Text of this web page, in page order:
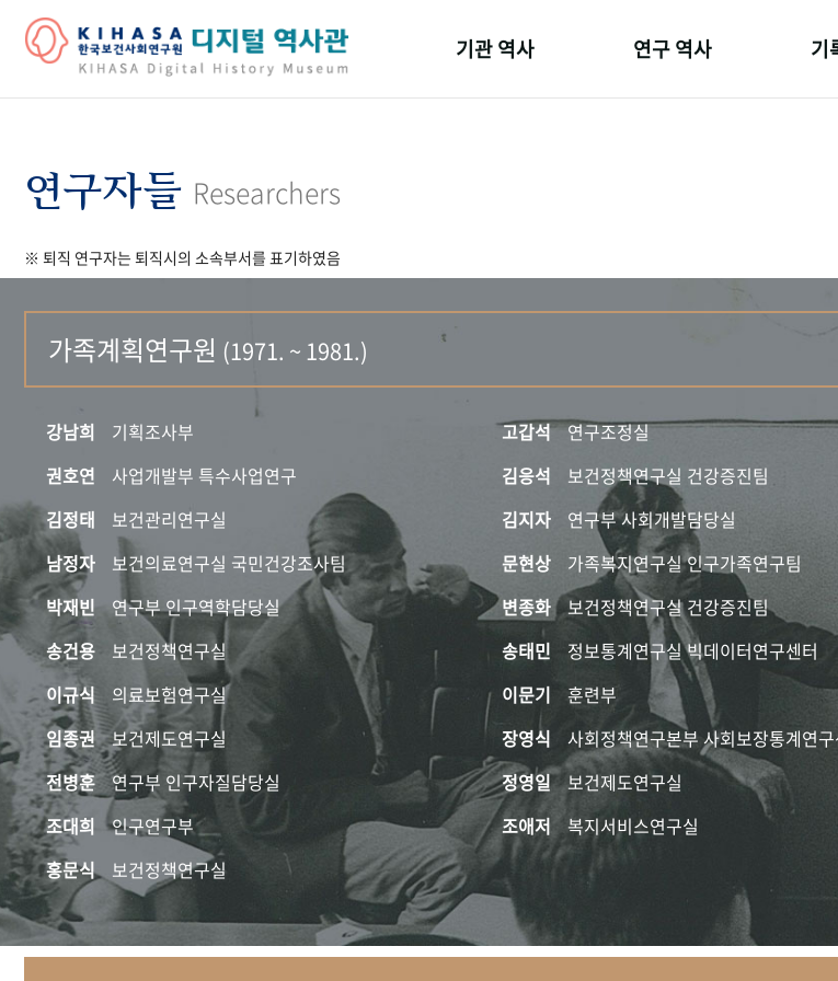
기관 역사 연구 역사 기
연구자들 Researchers
※ 퇴직 연구자는 퇴직시의 소속부서를 표기하였음
가족계획연구원 (1971. ~ 1981.)
강남희 기획조사부 고갑석 연구조정실
권호연
사업개발부 특수사업연구 김응석 보건정책연구실 건강증진팀
김정태
보건관리연구실 김지자 연구부 사회개발담당실
남정자
보건의료연구실 국민건강조사팀 문현상 가족복지연구실 인구가족연구팀
박재빈
연구부 인구역학담당실 변종화 보건정책연구실 건강증진팀
송건용
보건정책연구실 송태민 정보통계연구실 빅데이터연구센터
이규식
의료보험연구실 이문기 훈련부
임종권
보건제도연구실 장영식 사회정책연구본부 사회보장통계연구
전병훈
연구부 인구자질담당실 정영일 보건제도연구실
조대희
인구연구부 조애저 복지서비스연구실
홍문식
보건정책연구실